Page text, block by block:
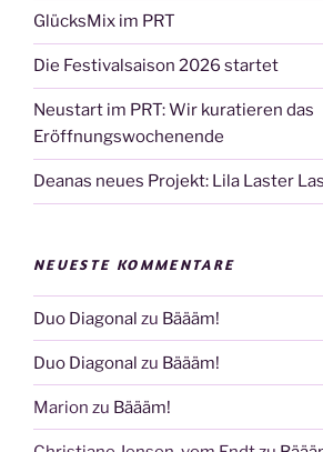
GlücksMix im PRT
Die Festivalsaison 2026 startet
Neustart im PRT: Wir kuratieren das
Eröffnungswochenende
Deanas neues Projekt: Lila Laster
NEUESTE KOMMENTARE
Duo Diagonal zu Bäääm!
Duo Diagonal zu Bäääm!
Marion zu Bäääm!